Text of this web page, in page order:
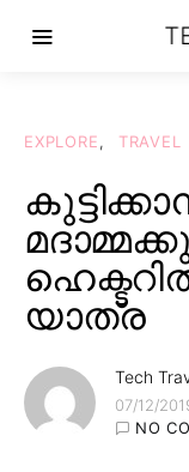
EXPLORE TRAVEL
യാത്ര
Tech
07/12/
NO